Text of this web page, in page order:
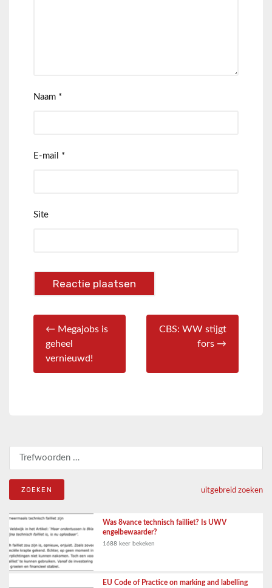
Naam *
E-mail *
Site
← Megajobs is
geheel
vernieuwd!
CBS: WW stijgt
fors →
Zoeken naar:
uitgebreid zoeken
Was 8vance technisch failliet? Is UWV
engelbewaarder?
1688 keer bekeken
EU Code of Practice on marking and labelling